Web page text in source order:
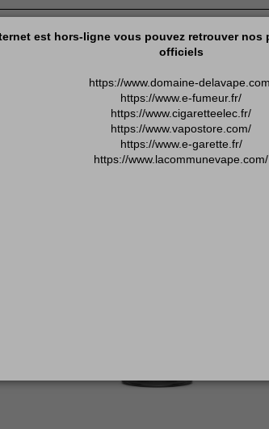
STRAWBACCO
est hors-ligne vous pouvez retrouver nos
officiels
https://www.domaine-
https://www.e-fumeur.fr/
https://www.cigaretteelec.fr/
https://www.vapostore.com/
https://www.e-garette.fr/
https://www.lacommunevape.com/